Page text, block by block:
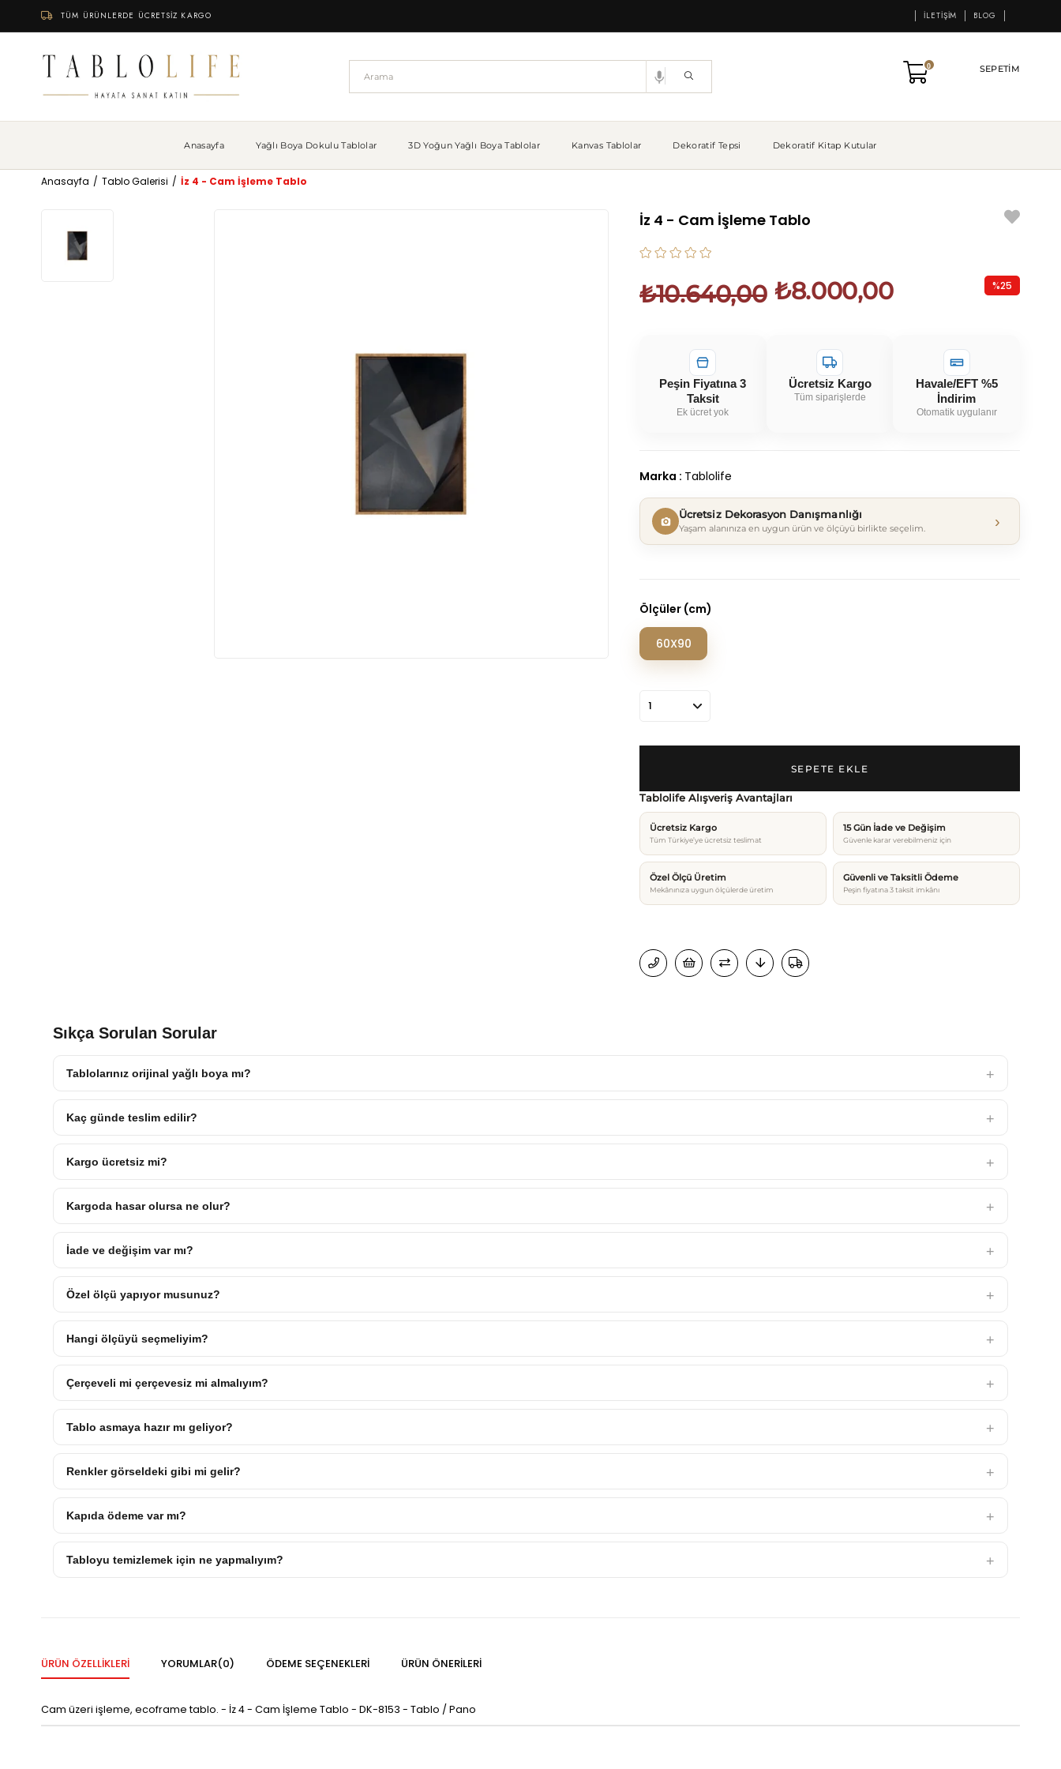
TÜM ÜRÜNLERDE ÜCRETSİZ KARGO İLETIŞIM BLOG
SEPETIM
0
Anasayfa Yağlı Boya Dokulu Tablolar 3D Yoğun Yağlı Boya Tablolar Kanvas Tablolar Dekoratif Tepsi Dekoratif Kitap Kutular
Anasayfa Tablo Galerisi İz 4 - Cam İşleme Tablo
İz 4 - Cam İşleme Tablo
₺10.640,00 ₺8.000,00 %25
Peşin Fiyatına 3
Taksit
Ek ücret yok
Ücretsiz Kargo
Tüm siparişlerde
Havale/EFT %5
İndirim
Otomatik uygulanır
Marka : Tablolife
Ücretsiz Dekorasyon Danışmanlığı
Yaşam alanınıza en uygun ürün ve ölçüyü birlikte seçelim. ›
Ölçüler (cm)
60X90
Tablolife Alışveriş Avantajları
Ücretsiz Kargo
Tüm Türkiye’ye ücretsiz teslimat
15 Gün İade ve Değişim
Güvenle karar verebilmeniz için
Özel Ölçü Üretim
Mekânınıza uygun ölçülerde üretim
Güvenli ve Taksitli Ödeme
Peşin fiyatına 3 taksit imkânı
Sıkça Sorulan Sorular
Tablolarınız orijinal yağlı boya mı?
Kaç günde teslim edilir?
Kargo ücretsiz mi?
Kargoda hasar olursa ne olur?
İade ve değişim var mı?
Özel ölçü yapıyor musunuz?
Hangi ölçüyü seçmeliyim?
Çerçeveli mi çerçevesiz mi almalıyım?
Tablo asmaya hazır mı geliyor?
Renkler görseldeki gibi mi gelir?
Kapıda ödeme var mı?
Tabloyu temizlemek için ne yapmalıyım?
ÜRÜN ÖZELLIKLERI YORUMLAR(0) ÖDEME SEÇENEKLERI ÜRÜN ÖNERILERI
Cam üzeri işleme, ecoframe tablo. - İz 4 - Cam İşleme Tablo - DK-8153 - Tablo / Pano